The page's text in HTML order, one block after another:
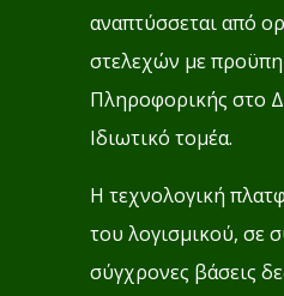
αναπτύσσεται από
στελεχών με
Πληροφορικής στο
Ιδιωτικό τομέα.
Η τεχνολογική
του λογισμικού, σε
σύγχρονες βάσεις